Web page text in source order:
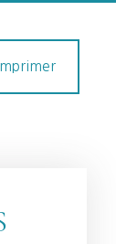
Imprimer